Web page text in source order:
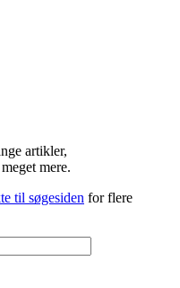
artikler,
mere.
til søgesiden for flere